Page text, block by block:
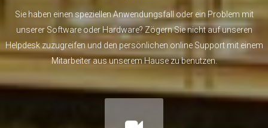
Sie haben einen speziellen Anwendungsfall oder ein Problem mit
unserer Software oder Hardware? Zögern Sie nicht auf unseren
Helpdesk zuzugreifen und den persönlichen online Support mit einem
Mitarbeiter aus unserem Hause zu benutzen.